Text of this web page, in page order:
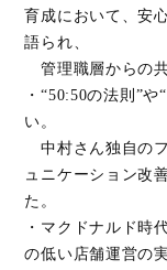
育成において、安
語られ、
管理職層からの
・“50:50の法則”
い。
中村さん独自の
ュニケーション改
た。
・マクドナルド時
の低い店舗運営の